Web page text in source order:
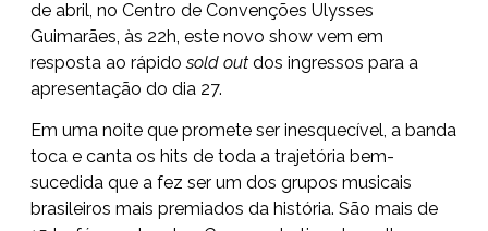
de abril, no Centro de Convenções Ulysses
Guimarães, às 22h, este novo show vem em
resposta ao rápidosold out dos ingressos para a
apresentação do dia 27.
Em uma noite que promete ser inesquecível, a banda
toca e canta os hits de toda a trajetória bem-
sucedida que a fez ser um dos grupos musicais
brasileiros mais premiados da história. São mais de